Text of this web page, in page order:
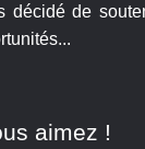
décidé de
aimez !